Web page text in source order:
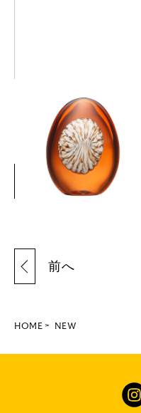
アニュアルエッグ2026 セビ
リアオレンジ
￥88,000 (税込)
詳細を見る
前へ
HOME NEW